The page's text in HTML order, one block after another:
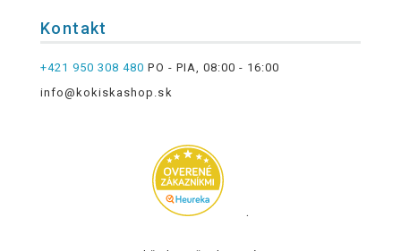
Kontakt
+421 950 308 480 PO - PIA, 08:00 - 16:00
info@kokiskashop.sk
.